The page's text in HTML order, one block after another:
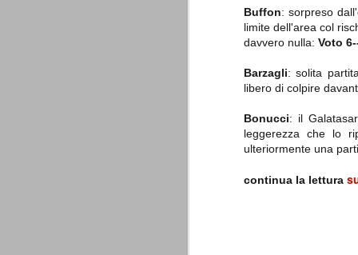
Buffon: sorpreso
limite dell'area col
davvero nulla: Voto
Barzagli: solita
libero di colpire
Bonucci: il
leggerezza che lo
ulteriormente una
continua la lettura
La Juve meno italiana
relativi criteri di compilazione),
7 (alcuni dei quali utilizzati poco o
che sono italiani invece solo 2 dei 10
La Juventus rimedia una sonora